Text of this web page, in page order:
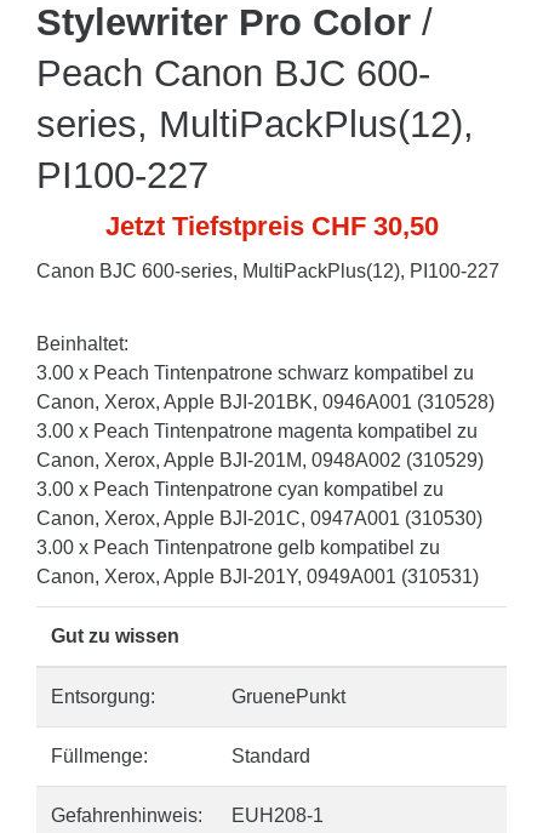
Stylewriter Pro Color /
Peach Canon BJC 600-
series, MultiPackPlus(12),
PI100-227
Jetzt Tiefstpreis CHF 30,50
Canon BJC 600-series, MultiPackPlus(12), PI100-227
Beinhaltet:
3.00 x Peach Tintenpatrone schwarz kompatibel zu
Canon, Xerox, Apple BJI-201BK, 0946A001 (310528)
3.00 x Peach Tintenpatrone magenta kompatibel zu
Canon, Xerox, Apple BJI-201M, 0948A002 (310529)
3.00 x Peach Tintenpatrone cyan kompatibel zu
Canon, Xerox, Apple BJI-201C, 0947A001 (310530)
3.00 x Peach Tintenpatrone gelb kompatibel zu
Canon, Xerox, Apple BJI-201Y, 0949A001 (310531)
Gut zu wissen
Entsorgung: GruenePunkt
Füllmenge: Standard
Gefahrenhinweis: EUH208-1